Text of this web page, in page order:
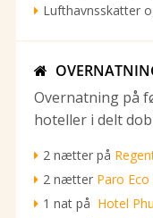
Lufthavnsskatter

Overnatning på
hoteller i delt
2 nætter på
2 nætter Paro
1 nat på Hotel